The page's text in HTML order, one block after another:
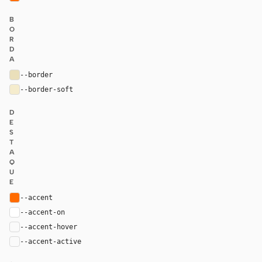
B
O
R
D
A
--border
--border-soft
D
E
S
T
A
Q
U
E
--accent
--accent-on
--accent-hover
--accent-active